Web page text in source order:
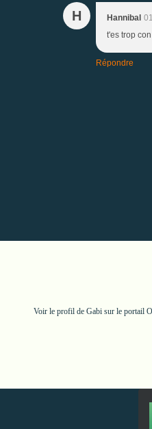
H Hannibal
t'es trop con
Répondre
Voir le profil de Gabi sur le portail